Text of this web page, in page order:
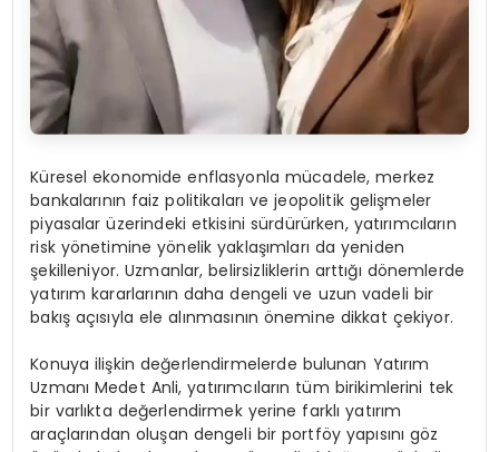
Küresel ekonomide enflasyonla mücadele, merkez
bankalarının faiz politikaları ve jeopolitik gelişmeler
piyasalar üzerindeki etkisini sürdürürken, yatırımcıların
risk yönetimine yönelik yaklaşımları da yeniden
şekilleniyor. Uzmanlar, belirsizliklerin arttığı dönemlerde
yatırım kararlarının daha dengeli ve uzun vadeli bir
bakış açısıyla ele alınmasının önemine dikkat çekiyor.
Konuya ilişkin değerlendirmelerde bulunan Yatırım
Uzmanı Medet Anli, yatırımcıların tüm birikimlerini tek
bir varlıkta değerlendirmek yerine farklı yatırım
araçlarından oluşan dengeli bir portföy yapısını göz